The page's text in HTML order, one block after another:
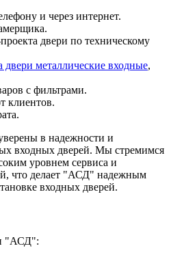
и через интернет.
двери по техническому
двери металлические входные,
с фильтрами.
клиентов.
в надежности и
входных дверей. Мы стремимся
уровнем сервиса и
что делает "АСД" надежным
входных дверей.
"АСД":